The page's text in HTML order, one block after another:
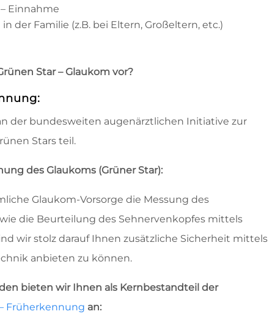
Einnahme
der Familie (z.B. bei Eltern, Großeltern, etc.)
Star – Glaukom vor?
der bundesweiten augenärztlichen Initiative zur
Stars teil.
des Glaukoms (Grüner Star):
Glaukom-Vorsorge die Messung des
die Beurteilung des Sehnervenkopfes mittels
wir stolz darauf Ihnen zusätzliche Sicherheit mittels
anbieten zu können.
bieten wir Ihnen als Kernbestandteil der
Früherkennung an: